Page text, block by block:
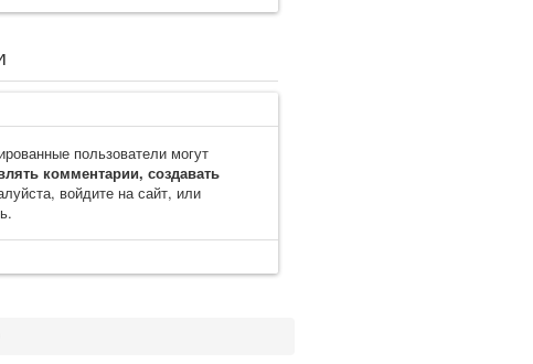
пользователи могут
комментарии, создавать
войдите на сайт, или